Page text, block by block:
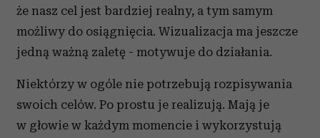
że nasz cel jest bardziej realny, a tym samym
możliwy do osiągnięcia. Wizualizacja ma jeszcze
jedną ważną zaletę - motywuje do działania.
Niektórzy w ogóle nie potrzebują rozpisywania
swoich celów. Po prostu je realizują. Mają je
w głowie w każdym momencie i wykorzystują